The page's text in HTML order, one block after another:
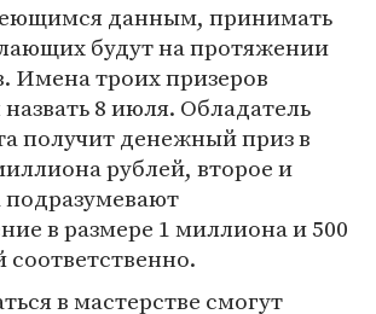
данным, принимать
будут на протяжении
Имена троих призеров
8 июля. Обладатель
получит денежный приз в
рублей, второе и
подразумевают
в размере 1 миллиона и 500
соответственно.
в мастерстве смогут